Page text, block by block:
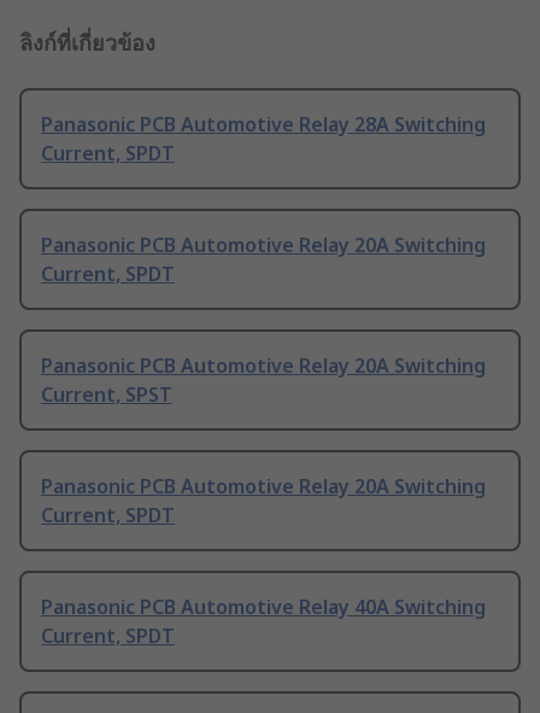
ลิงก์ที่เกี่ยวข้อง
Panasonic PCB Automotive Relay 28A Switching
Current, SPDT
Panasonic PCB Automotive Relay 20A Switching
Current, SPDT
Panasonic PCB Automotive Relay 20A Switching
Current, SPST
Panasonic PCB Automotive Relay 20A Switching
Current, SPDT
Panasonic PCB Automotive Relay 40A Switching
Current, SPDT